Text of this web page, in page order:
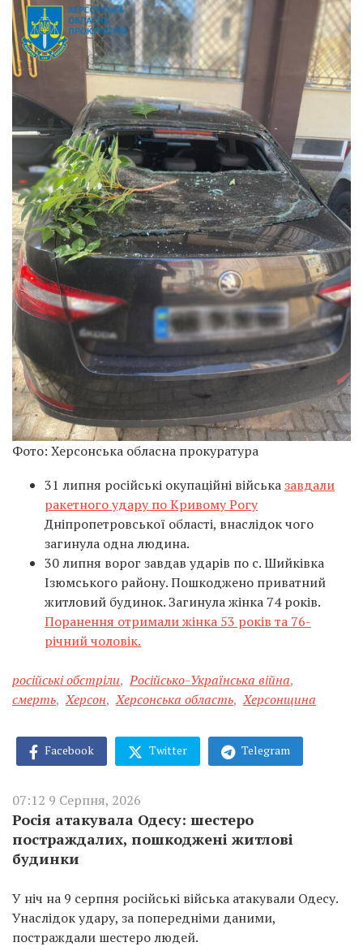
Фото: Херсонська обласна прокуратура
31 липня російські окупаційні військазавдали
ракетного удару по Кривому Рогу
Дніпропетровської області, внаслідок чого
загинула одна людина.
30 липня ворог завдав ударів по с. Шийківка
Ізюмського району. Пошкоджено приватний
житловий будинок. Загинула жінка 74 років.
Поранення отримали жінка 53 років та 76-
річний чоловік.
російські обстріли, Російсько-Українська війна,
смерть, Херсон, Херсонська область, Херсонщина
Facebook Twitter Telegram
07:12 9 Серпня, 2026
Росія атакувала Одесу: шестеро
постраждалих, пошкоджені житлові
будинки
У ніч на 9 серпня російські війська атакували Одесу.
Унаслідок удару, за попередніми даними,
постраждали шестеро людей.